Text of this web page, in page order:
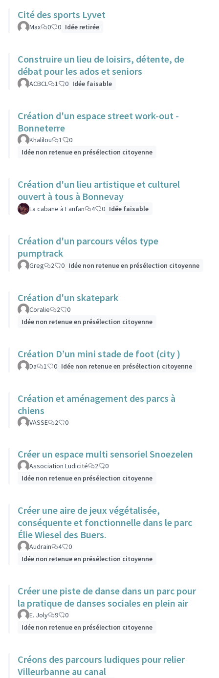
Cité des sports Lyvet
Max 0 0 Idée retirée
Construire un lieu de loisirs, détente, de
débat pour les ados et seniors
ACBCL 1 0 Idée faisable
Création d'un espace street work-out -
Bonneterre
Khalilou 1
0
Idée non retenue en présélection citoyenne
Création d'un lieu artistique et culturel
ouvert à tous à Bonnevay
La cabane à Fanfan 4 0 Idée faisable
Création d'un parcours vélos type
pumptrack
Greg 2 0 Idée non retenue en présélection citoyenne
Création d'un skatepark
Coralie 2
0
Idée non retenue en présélection citoyenne
Création D’un mini stade de foot (city )
Da 1 0 Idée non retenue en présélection citoyenne
Création et aménagement des parcs à
chiens
VASSE 2 0
Créer un espace multi sensoriel Snoezelen
Association Ludicité 2
0
Idée non retenue en présélection citoyenne
Créer une aire de jeux végétalisée,
conséquente et fonctionnelle dans le parc
Élie Wiesel des Buers.
Audrain 4
0
Idée non retenue en présélection citoyenne
Créer une piste de danse dans un parc pour
la pratique de danses sociales en plein air
E. Joly 9
0
Idée non retenue en présélection citoyenne
Créons des parcours ludiques pour relier
Villeurbanne au canal